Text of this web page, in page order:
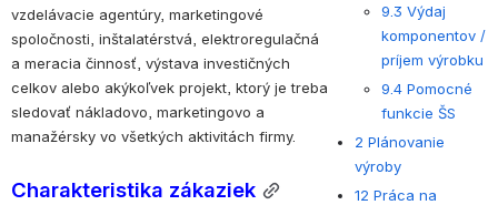
vzdelávacie agentúry, marketingové
spoločnosti, inštalatérstvá, elektroregulačná
a meracia činnosť, výstava investičných
celkov alebo akýkoľvek projekt, ktorý je treba
sledovať nákladovo, marketingovo a
manažérsky vo všetkých aktivitách firmy.
Charakteristika zákaziek
9.3 Výdaj
komponentov /
príjem výrobku
9.4 Pomocné
funkcie ŠS
2 Plánovanie
výroby
12 Práca na